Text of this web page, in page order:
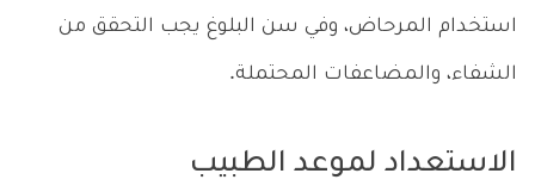
استخدام المرحاض، وفي سن البلوغ يجب التحقق من
الشفاء، والمضاعفات المحتملة.
الاستعداد لموعد الطبيب